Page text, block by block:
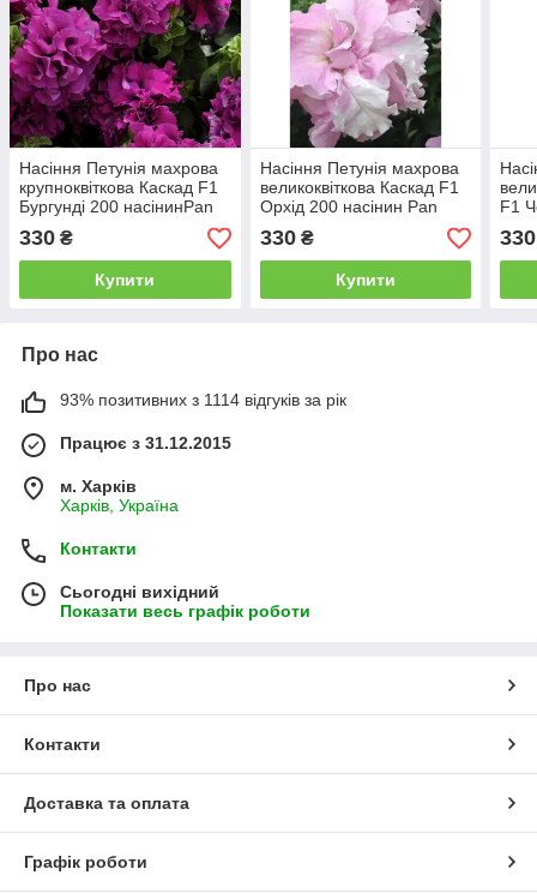
Насіння Петунія махрова
крупноквіткова Каскад F1
Бургунді 200 насінинPan
American
330 ₴
Купити
Насіння Петунія махрова
великоквіткова Каскад F1
Орхід 200 насінин Pan
American
330₴
Купити
F1
Pan
330
Про нас
93% позитивних з 1114 відгуків за рік
Працює з 31.12.2015
м. Харків
Харків, Україна
Контакти
Сьогодні вихідний
Показати весь графік роботи
Про нас
Контакти
Доставка та оплата
Графік роботи